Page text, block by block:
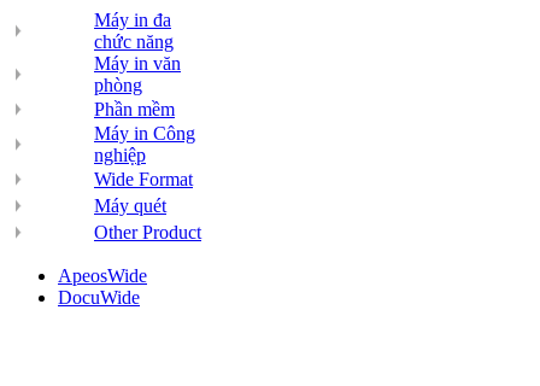
Máy in đa
chức năng
Máy in văn
phòng
Phần mềm
Máy in Công
nghiệp
Wide Format
Máy quét
Other Product
ApeosWide
DocuWide